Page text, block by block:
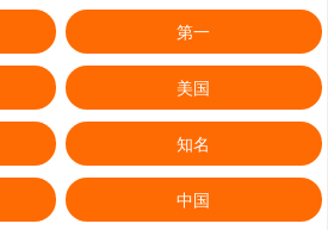
第一
美国
知名
中国